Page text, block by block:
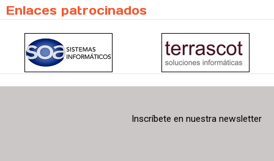
Enlaces patrocinados
Inscríbete en nuestra newsletter